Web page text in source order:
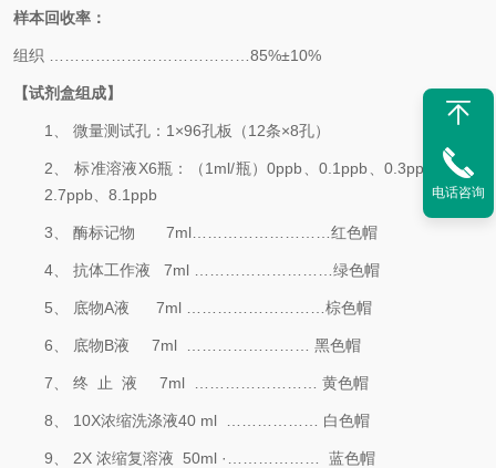
样本回收率：
组织 85%±10%
【试剂盒组成】
1、 微量测试孔： 1 ×96孔板（12条×8孔）
2、标准溶液X6瓶：（1ml/瓶）0ppb 、0.1 ppb 0.3ppb 、0.9
2.7ppb 8.1 ppb
3、 酶标记物 7ml 红色帽
4、 抗体工作液 7ml ………绿色帽
5、 底物A液 7ml ………棕色帽
6、 底物B液 7ml …………………… 黑色帽
7、 终 止 液 7ml …………………… 黄色帽
8、 10X浓缩洗涤液40 ml 白色帽
9、 2X 浓缩复溶液 50ml · 蓝色帽
电话咨询